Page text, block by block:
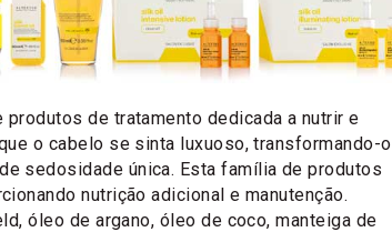
produtos de tratamento dedicada a nutrir e
o cabelo se sinta luxuoso, transformando-o
sedosidade única. Esta família de produtos
nutrição adicional e manutenção.
óleo de argano, óleo de coco, manteiga de